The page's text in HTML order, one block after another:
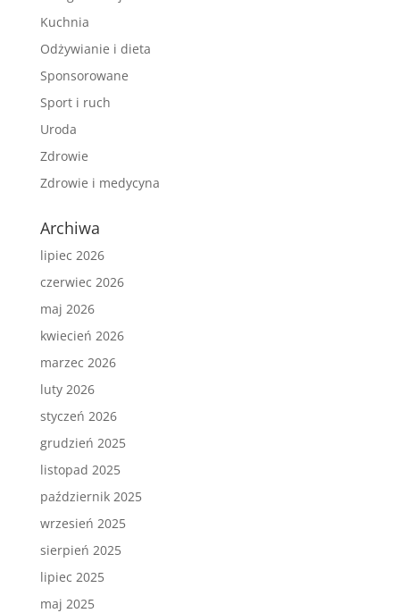
Kuchnia
Odżywianie i dieta
Sponsorowane
Sport i ruch
Uroda
Zdrowie
Zdrowie i medycyna
Archiwa
lipiec 2026
czerwiec 2026
maj 2026
kwiecień 2026
marzec 2026
luty 2026
styczeń 2026
grudzień 2025
listopad 2025
październik 2025
wrzesień 2025
sierpień 2025
lipiec 2025
maj 2025